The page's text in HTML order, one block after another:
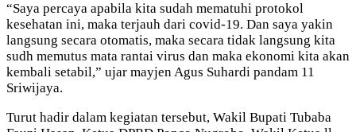
“Saya percaya apabila kita sudah mematuhi protokol
kesehatan ini, maka terjauh dari covid-19. Dan saya yakin
langsung secara otomatis, maka secara tidak langsung kita
sudh memutus mata rantai virus dan maka ekonomi kita akan
kembali setabil,” ujar mayjen Agus Suhardi pandam 11
Sriwijaya.
Turut hadir dalam kegiatan tersebut, Wakil Bupati Tubaba